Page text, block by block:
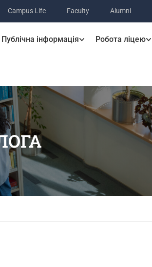
Campus Life Faculty Alumni
Публічна інформація Робота ліцею